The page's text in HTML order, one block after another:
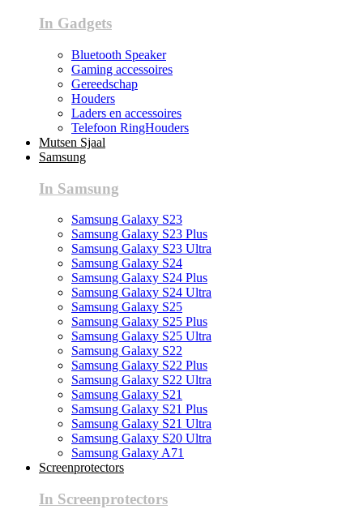
In Gadgets
Bluetooth Speaker
Gaming accessoires
Gereedschap
Houders
Laders en accessoires
Telefoon RingHouders
Mutsen Sjaal
Samsung
In Samsung
Samsung Galaxy S23
Samsung Galaxy S23 Plus
Samsung Galaxy S23 Ultra
Samsung Galaxy S24
Samsung Galaxy S24 Plus
Samsung Galaxy S24 Ultra
Samsung Galaxy S25
Samsung Galaxy S25 Plus
Samsung Galaxy S25 Ultra
Samsung Galaxy S22
Samsung Galaxy S22 Plus
Samsung Galaxy S22 Ultra
Samsung Galaxy S21
Samsung Galaxy S21 Plus
Samsung Galaxy S21 Ultra
Samsung Galaxy S20 Ultra
Samsung Galaxy A71
Screenprotectors
In Screenprotectors